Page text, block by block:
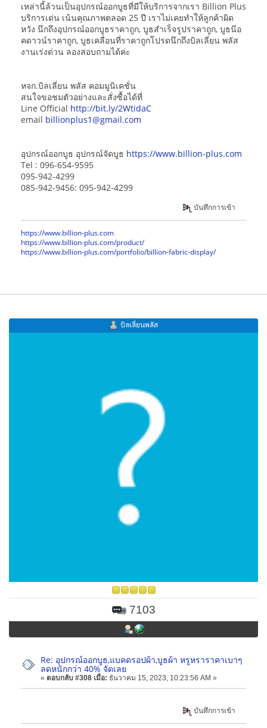
เหล่านี้ล้วนเป็นอุปกรณ์ออกบูธที่มีให้บริการจากเรา Billion Plus
บริการเด่น เน้นคุณภาพตลอด 25 ปี เราไม่เคยทำให้ลูกค้าผิด
หวัง นึกถึงอุปกรณ์ออกบูธราคาถูก, บูธสำเร็จรูปราคาถูก, บูธน๊อ
คดาวน์ราคาถูก, บูธเคลื่อนที่ราคาถูกโปรดนึกถึงบิลเลี่ยน พลัส
งานเร่งด่วน ลองสอบถามได้ค่ะ
หจก.บิลเลี่ยน พลัส คอมมูนิเคชั่น
สนใจขอชมตัวอย่างและสั่งซื้อได้ที่
Line Official http://bit.ly/2WtidaC
email billionplus1@gmail.com
อุปกรณ์ออกบูธ อุปกรณ์จัดบูธ https://www.billion-plus.com
Tel : 096-654-9595
095-942-4299
085-942-9456: 095-942-4299
บันทึกการเข้า
https://www.billion-plus.com
https://www.billion-plus.com/product/
https://www.billion-plus.com/portfolio/billion-fabric-display/
บิลเลี่ยนพลัส
7103
Re: อุปกรณ์ออกบูธ,แบคดรอปผ้า,บูธผ้า หรูหราราคาเบาๆ
ลดหนักกว่า 40% จัดเลย
« ตอบกลับ #308 เมื่อ: ธันวาคม 15, 2023, 10:23:56 AM »
บันทึกการเข้า